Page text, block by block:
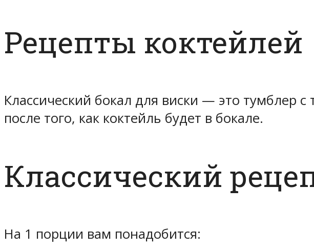
Рецепты коктейлей
Классический бокал для виски — это тумблер
после того, как коктейль будет в бокале.
Классический
На 1 порции вам понадобится: